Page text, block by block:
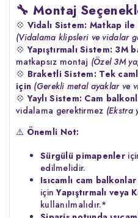
🔧 Montaj
💠 Vidalı Sistem: Matkap ile
(Vidalama klipsleri ve vidalar
💠Yapıştırmalı Sistem: 3M
matkapsız montaj (Özel 3M
💠 Braketli Sistem: Tek
için (Gerekli metal ayaklar ve
💠Yaylı Sistem: Cam
vidalama gerektirmez (Ekstra
⚠️ Önemli Not:
Sürgülü pimapenler
edilmelidir.
Isıcamlı cam balkonlar
içinYapıştırmalı veya
kullanılmalıdır.*